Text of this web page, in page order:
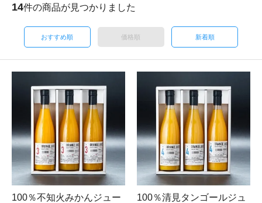
14件の商品が見つかりました
おすすめ順 価格順 新着順
100％不知火みかんジュー
100％清見タンゴールジュ